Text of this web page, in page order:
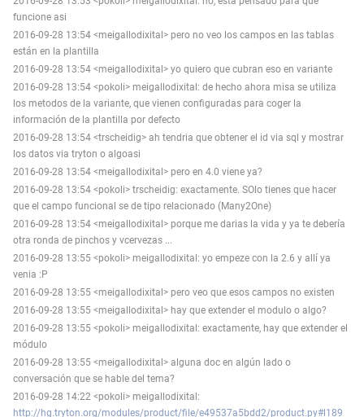
funcione asi
2016-09-28 13:54 <meigallodixital> pero no veo los campos en las tablas
están en la plantilla
2016-09-28 13:54 <meigallodixital> yo quiero que cubran eso en variante
2016-09-28 13:54 <pokoli> meigallodixital: de hecho ahora misa se utiliza
los metodos de la variante, que vienen configuradas para coger la
información de la plantilla por defecto
2016-09-28 13:54 <trscheidig> ah tendria que obtener el id via sql y mostrar
los datos via tryton o algoasi
2016-09-28 13:54 <meigallodixital> pero en 4.0 viene ya?
2016-09-28 13:54 <pokoli> trscheidig: exactamente. SOlo tienes que hacer
que el campo funcional se de tipo relacionado (Many2One)
2016-09-28 13:54 <meigallodixital> porque me darias la vida y ya te debería
otra ronda de pinchos y vcervezas ...
2016-09-28 13:55 <pokoli> meigallodixital: yo empeze con la 2.6 y allí ya
venia :P
2016-09-28 13:55 <meigallodixital> pero veo que esos campos no existen
2016-09-28 13:55 <meigallodixital> hay que extender el modulo o algo?
2016-09-28 13:55 <pokoli> meigallodixital: exactamente, hay que extender el
módulo
2016-09-28 13:55 <meigallodixital> alguna doc en algún lado o
conversación que se hable del tema?
2016-09-28 14:22 <pokoli> meigallodixital:
http://hg.tryton.org/modules/product/file/e49537a5bdd2/product.py#l189